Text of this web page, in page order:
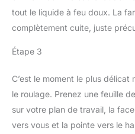
tout le liquide à feu doux. La
complètement cuite, juste
Étape 3
C’est le moment le plus délicat
le roulage. Prenez une feuille
sur votre plan de travail, la
vers vous et la pointe vers le